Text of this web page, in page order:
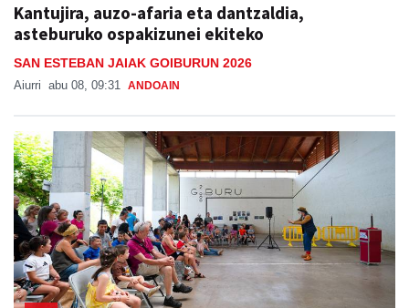
Kantujira, auzo-afaria eta dantzaldia,
asteburuko ospakizunei ekiteko
SAN ESTEBAN JAIAK GOIBURUN 2026
Aiurri abu 08, 09:31 ANDOAIN